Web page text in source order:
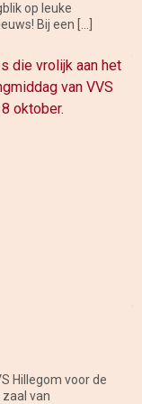
op leuke
Bij een […]
Hillegom voor de
van